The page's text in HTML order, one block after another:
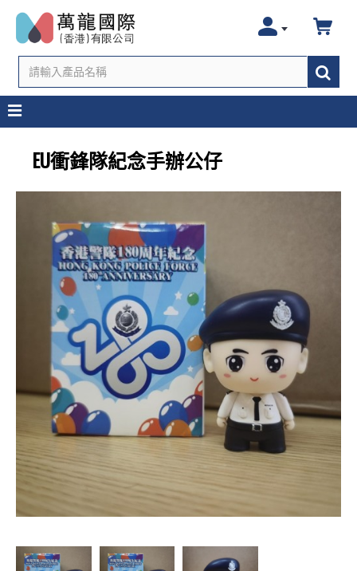
EU衝鋒隊紀念手辦公仔